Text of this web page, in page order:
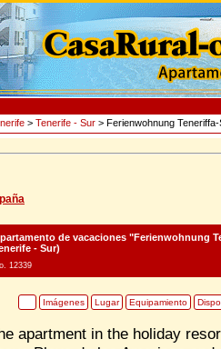
> Tenerife - Sur > Ferienwohnung Teneriffa-
de vacaciones "Ferienwohnung
- Sur)
12339
Imágenes Lugar Equipamiento
apartment in the holiday